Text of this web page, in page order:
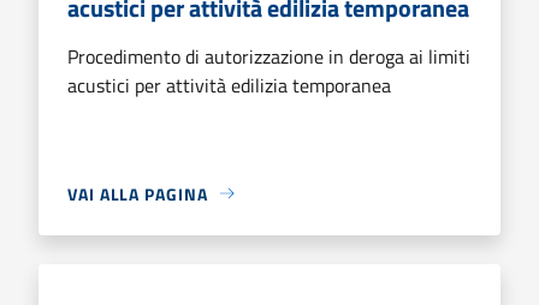
Procedimento di autorizzazione in deroga ai limiti
acustici per attività edilizia temporanea
VAI ALLA PAGINA